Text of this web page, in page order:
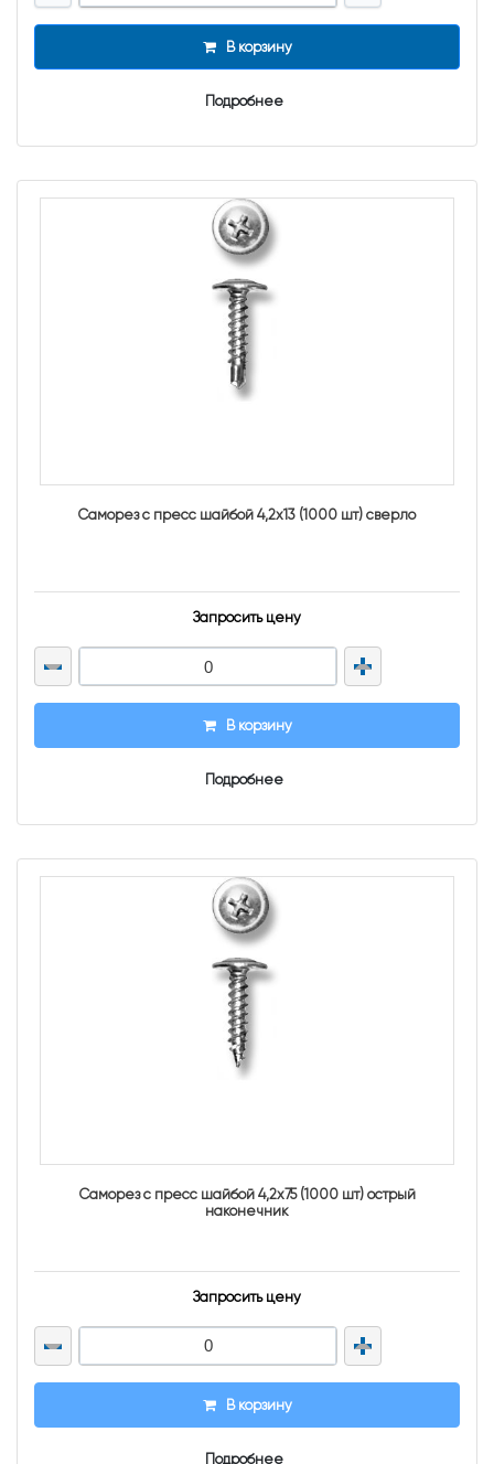
В корзину
Подробнее
Саморез с пресс шайбой 4,2х13 (1000 шт) сверло
Запросить цену
В корзину
Подробнее
Саморез с пресс шайбой 4,2х75 (1000 шт) острый
наконечник
Запросить цену
В корзину
Подробнее